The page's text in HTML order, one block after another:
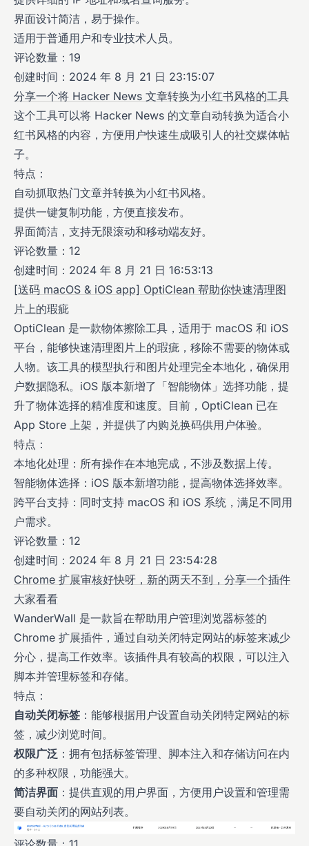
界面设计简洁，易于操作。
适用于普通用户和专业技术人员。
评论数量：19
创建时间：2024 年 8 月 21 日 23:15:07
分享一个将 Hacker News 文章转换为小红书风格的工具
这个工具可以将 Hacker News 的文章自动转换为适合小
红书风格的内容，方便用户快速生成吸引人的社交媒体帖
子。
特点：
自动抓取热门文章并转换为小红书风格。
提供一键复制功能，方便直接发布。
界面简洁，支持无限滚动和移动端友好。
评论数量：12
创建时间：2024 年 8 月 21 日 16:53:13
[送码 macOS & iOS app] OptiClean 帮助你快速清理图
片上的瑕疵
OptiClean 是一款物体擦除工具，适用于 macOS 和 iOS
平台，能够快速清理图片上的瑕疵，移除不需要的物体或
人物。该工具的模型执行和图片处理完全本地化，确保用
户数据隐私。iOS 版本新增了「智能物体」选择功能，提
升了物体选择的精准度和速度。目前，OptiClean 已在
App Store 上架，并提供了内购兑换码供用户体验。
特点：
本地化处理：所有操作在本地完成，不涉及数据上传。
智能物体选择：iOS 版本新增功能，提高物体选择效率。
跨平台支持：同时支持 macOS 和 iOS 系统，满足不同用
户需求。
评论数量：12
创建时间：2024 年 8 月 21 日 23:54:28
Chrome 扩展审核好快呀，新的两天不到，分享一个插件
大家看看
WanderWall 是一款旨在帮助用户管理浏览器标签的
Chrome 扩展插件，通过自动关闭特定网站的标签来减少
分心，提高工作效率。该插件具有较高的权限，可以注入
脚本并管理标签和存储。
特点：
自动关闭标签 ：能够根据用户设置自动关闭特定网站的标
签，减少浏览时间。
权限广泛 ：拥有包括标签管理、脚本注入和存储访问在内
的多种权限，功能强大。
简洁界面 ：提供直观的用户界面，方便用户设置和管理需
要自动关闭的网站列表。